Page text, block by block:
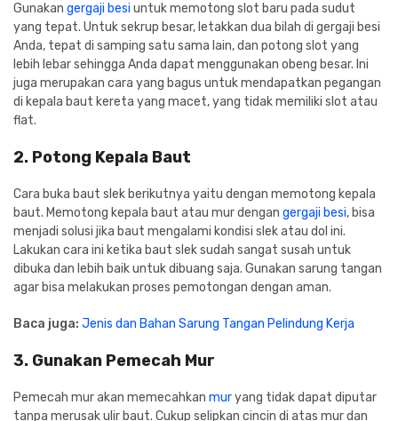
Gunakan gergaji besi untuk memotong slot baru pada sudut
yang tepat. Untuk sekrup besar, letakkan dua bilah di gergaji besi
Anda, tepat di samping satu sama lain, dan potong slot yang
lebih lebar sehingga Anda dapat menggunakan obeng besar. Ini
juga merupakan cara yang bagus untuk mendapatkan pegangan
di kepala baut kereta yang macet, yang tidak memiliki slot atau
flat.
2. Potong Kepala Baut
Cara buka baut slek berikutnya yaitu dengan memotong kepala
baut. Memotong kepala baut atau mur dengan gergaji besi, bisa
menjadi solusi jika baut mengalami kondisi slek atau dol ini.
Lakukan cara ini ketika baut slek sudah sangat susah untuk
dibuka dan lebih baik untuk dibuang saja. Gunakan sarung tangan
agar bisa melakukan proses pemotongan dengan aman.
Baca juga: Jenis dan Bahan Sarung Tangan Pelindung Kerja
3. Gunakan Pemecah Mur
Pemecah mur akan memecahkan muryang tidak dapat diputar
tanpa merusak ulir baut. Cukup selipkan cincin di atas mur dan